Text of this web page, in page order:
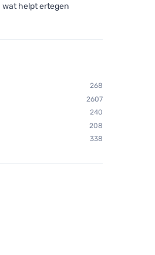
wat helpt ertegen
268
2607
240
208
338